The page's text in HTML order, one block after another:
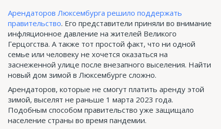
Арендаторов Люксембурга решило поддержать
правительство. Его представители приняли во внимание
инфляционное давление на жителей Великого
Герцогства. А также тот простой факт, что ни одной
семье или человеку не хочется оказаться на
заснеженной улице после внезапного выселения. Найти
новый дом зимой в Люксембурге сложно.
Арендаторов, которые не смогут платить аренду этой
зимой, выселят не раньше 1 марта 2023 года.
Подобным способом правительство уже защищало
население страны во время пандемии.